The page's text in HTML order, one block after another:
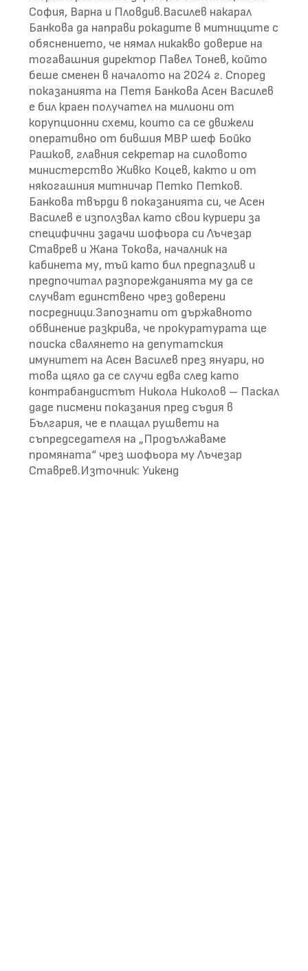
София, Варна и Пловдив.Василев накарал
Банкова да направи рокадите в митниците с
обяснението, че нямал никакво доверие на
тогавашния директор Павел Тонев, който
беше сменен в началото на 2024 г. Според
показанията на Петя Банкова Асен Василев
е бил краен получател на милиони от
корупционни схеми, които са се движели
оперативно от бившия МВР шеф Бойко
Рашков, главния секретар на силовото
министерство Живко Коцев, както и от
някогашния митничар Петко Петков.
Банкова твърди в показанията си, че Асен
Василев е използвал като свои куриери за
специфични задачи шофьора си Лъчезар
Ставрев и Жана Токова, началник на
кабинета му, тъй като бил предпазлив и
предпочитал разпорежданията му да се
случват единствено чрез доверени
посредници.Запознати от държавното
обвинение разкрива, че прокуратурата ще
поиска свалянето на депутатския
имунитет на Асен Василев през януари, но
това щяло да се случи едва след като
контрабандистът Никола Николов – Паскал
даде писмени показания пред съдия в
България, че е плащал рушвети на
съпредседателя на „Продължаваме
промяната“ чрез шофьора му Лъчезар
Ставрев.Източник: Уикенд